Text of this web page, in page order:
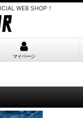
WEB SHOP！
マイページ